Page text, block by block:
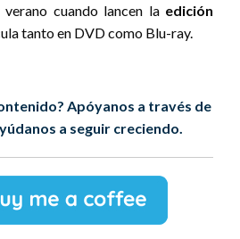
cuando lancen la edición
tanto en DVD como Blu-ray.
Apóyanos a través de
a seguir creciendo.